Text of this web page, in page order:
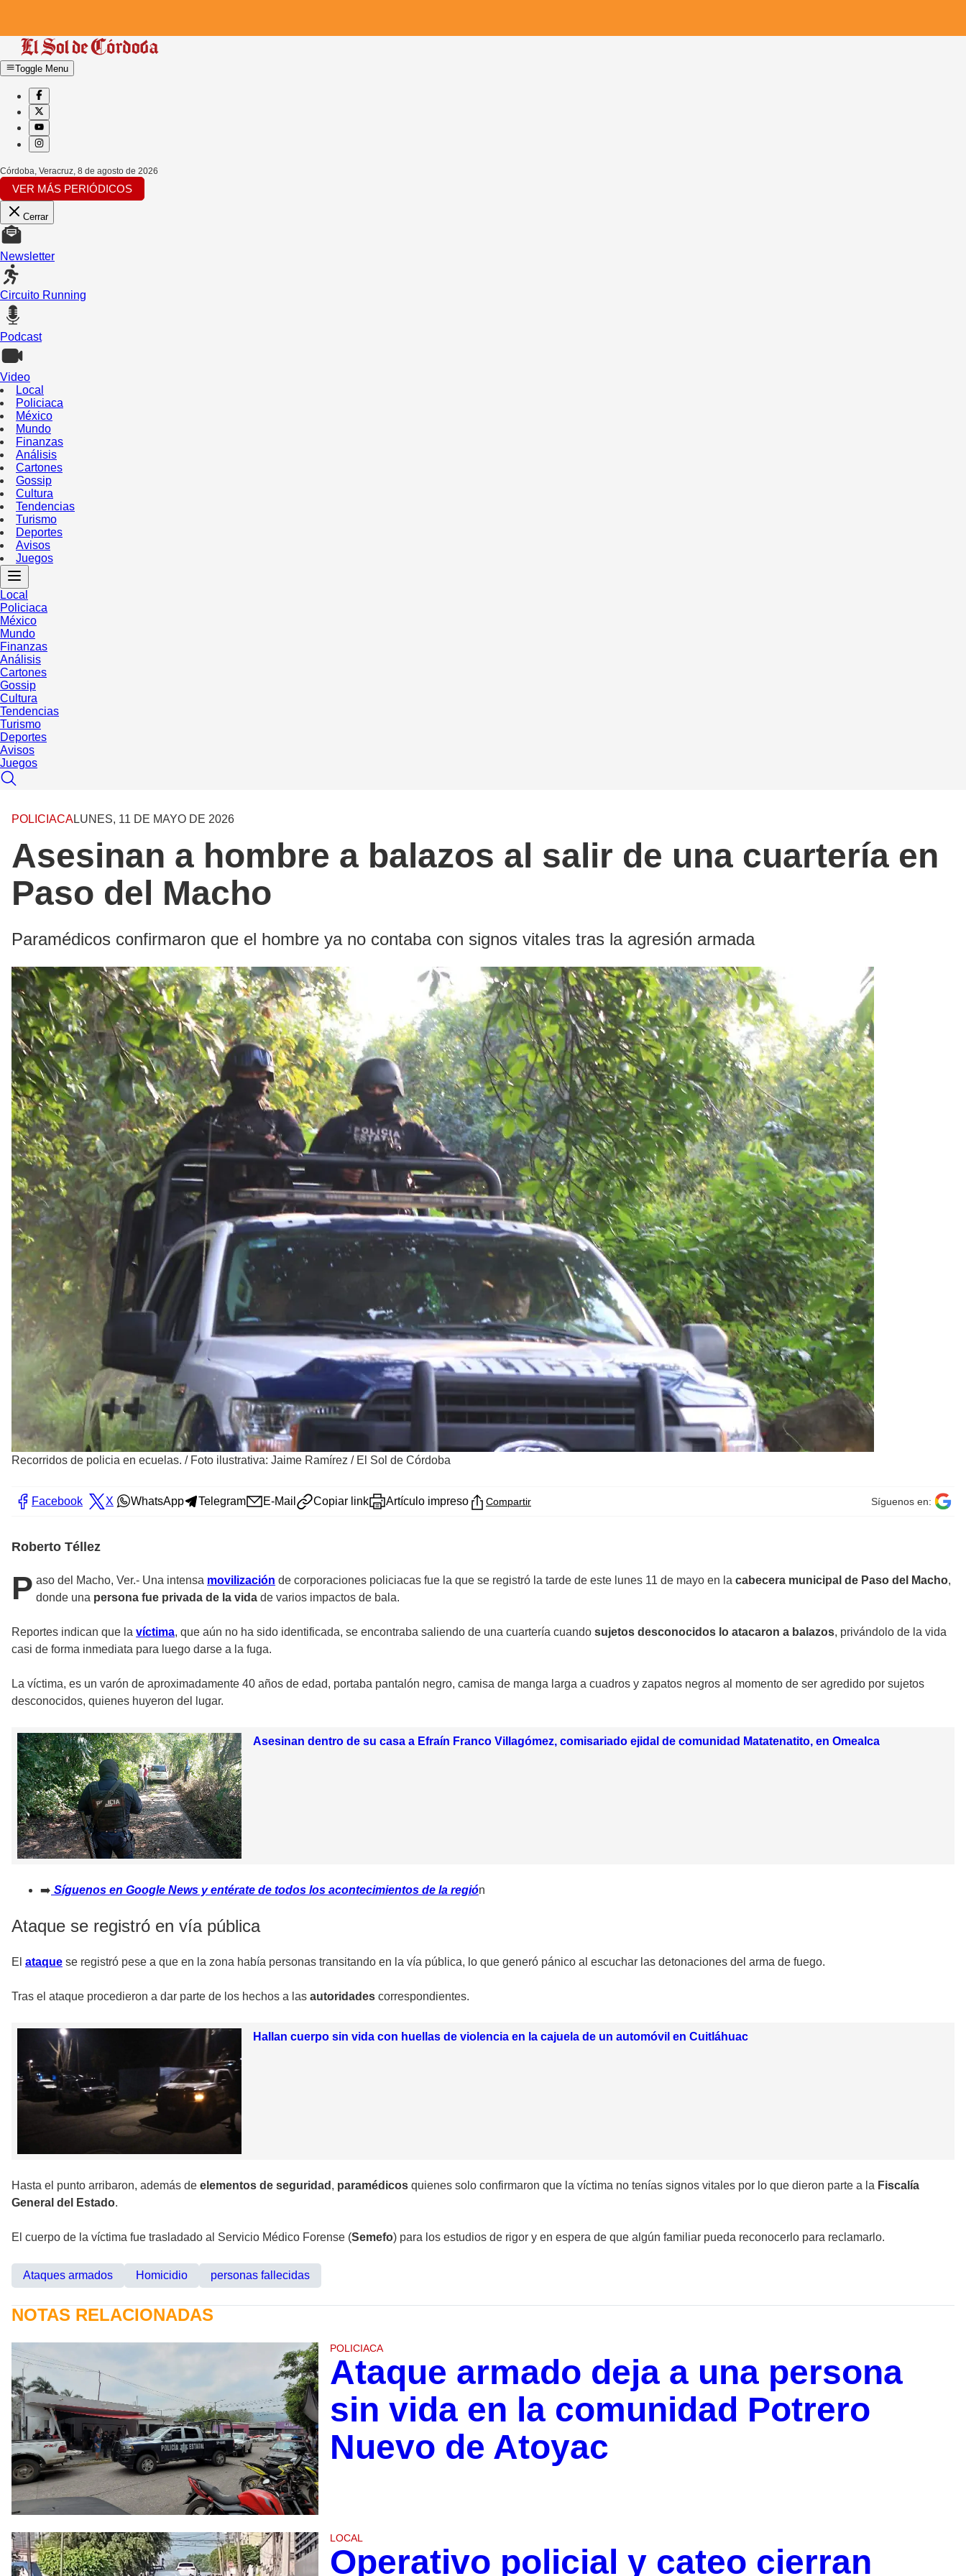
Toggle Menu
Córdoba, Veracruz 8 de agosto de 2026
VER MÁS PERIÓDICOS
Cerrar
Newsletter
Circuito Running
Podcast
Video
Local
Policiaca
México
Mundo
Finanzas
Análisis
Cartones
Gossip
Cultura
Tendencias
Turismo
Deportes
Avisos
Juegos
Local
Policiaca
México
Mundo
Finanzas
Análisis
Cartones
Gossip
Cultura
Tendencias
Turismo
Deportes
Avisos
Juegos
POLICIACALUNES, 11 DE MAYO DE 2026
Asesinan a hombre a balazos al salir de una cuartería en
Paso del Macho
Paramédicos confirmaron que el hombre ya no contaba con signos vitales tras la agresión armada
Recorridos de policia en ecuelas. / Foto ilustrativa: Jaime Ramírez / El Sol de Córdoba
Facebook X WhatsApp Telegram E-Mail Copiar link Artículo impreso Compartir Síguenos en:
Roberto Téllez
P aso del Macho, Ver.- Una intensa movilización de corporaciones policiacas fue la que se registró la tarde de este lunes 11 de mayo en la cabecera municipal de Paso del Macho,
donde una persona fue privada de la vida de varios impactos de bala.
Reportes indican que la víctima, que aún no ha sido identificada, se encontraba saliendo de una cuartería cuando sujetos desconocidos lo atacaron a balazos, privándolo de la vida
casi de forma inmediata para luego darse a la fuga.
La víctima, es un varón de aproximadamente 40 años de edad, portaba pantalón negro, camisa de manga larga a cuadros y zapatos negros al momento de ser agredido por sujetos
desconocidos, quienes huyeron del lugar.
Asesinan dentro de su casa a Efraín Franco Villagómez, comisariado ejidal de comunidad Matatenatito, en Omealca
➡️ Síguenos en Google News y entérate de todos los acontecimientos de la región
Ataque se registró en vía pública
El ataque se registró pese a que en la zona había personas transitando en la vía pública, lo que generó pánico al escuchar las detonaciones del arma de fuego.
Tras el ataque procedieron a dar parte de los hechos a las autoridades correspondientes.
Hallan cuerpo sin vida con huellas de violencia en la cajuela de un automóvil en Cuitláhuac
Hasta el punto arribaron, además de elementos de seguridad , paramédicos quienes solo confirmaron que la víctima no tenías signos vitales por lo que dieron parte a la Fiscalía
General del Estado.
El cuerpo de la víctima fue trasladado al Servicio Médico Forense (Semefo) para los estudios de rigor y en espera de que algún familiar pueda reconocerlo para reclamarlo.
Ataques armados Homicidio personas fallecidas
NOTAS RELACIONADAS
POLICIACA
Ataque armado deja a una persona
sin vida en la comunidad Potrero
Nuevo de Atoyac
LOCAL
Operativo policial y cateo cierran